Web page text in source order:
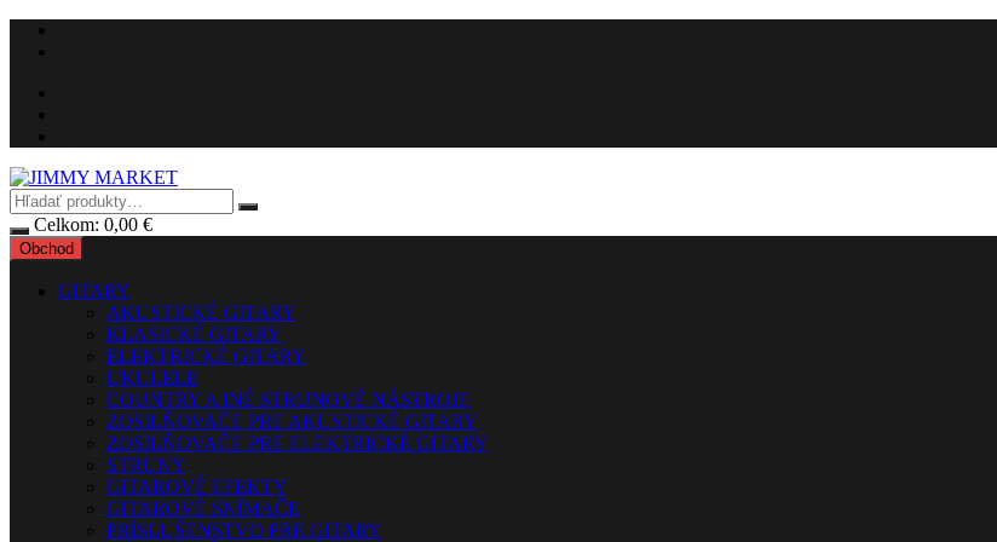
Preskočiť
Celkom: 0,00 €
Obchod
GITARY
AKUSTICKÉ GITARY
KLASICKÉ GITARY
ELEKTRICKÉ GITARY
UKULELE
COUNTRY A INÉ STRUNOVÉ NÁSTROJE
ZOSILŇOVAČE PRE AKUSTICKÉ GITARY
ZOSILŇOVAČE PRE ELEKTRICKÉ GITARY
STRUNY
GITAROVÉ EFEKTY
GITAROVÉ SNÍMAČE
PRÍSLUŠENSTVO PRE GITARY